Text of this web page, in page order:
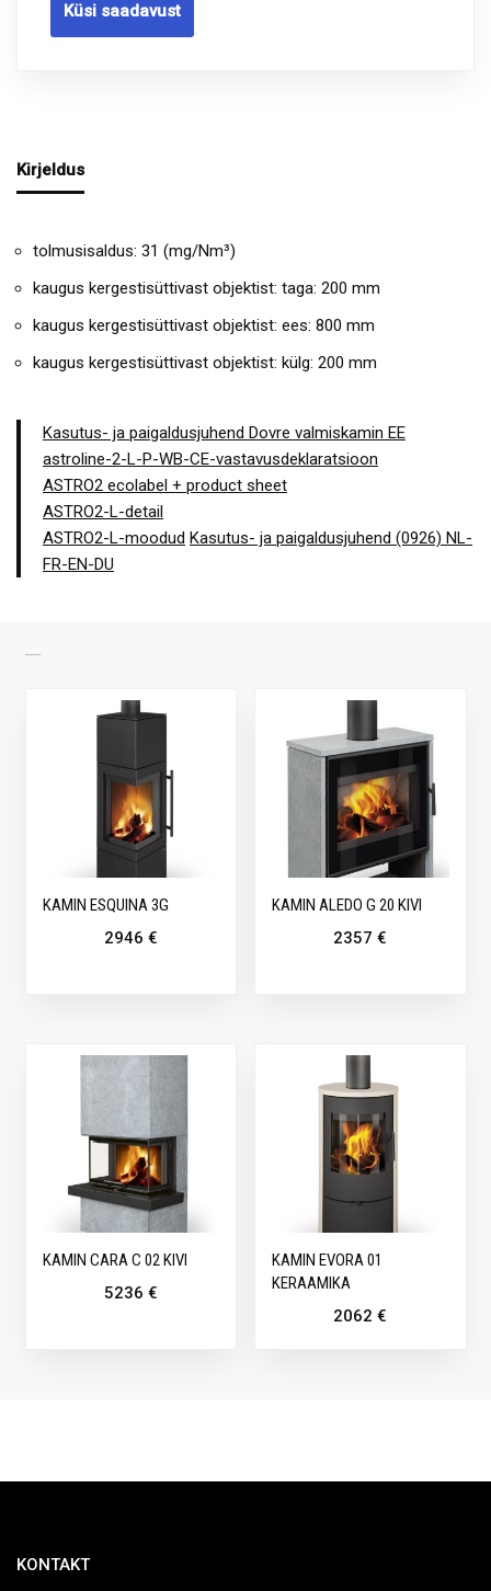
Küsi saadavust
Kirjeldus
tolmusisaldus: 31 (mg/Nm³)
kaugus kergestisüttivast objektist: taga: 200 mm
kaugus kergestisüttivast objektist: ees: 800 mm
kaugus kergestisüttivast objektist: külg: 200 mm
Kasutus- ja paigaldusjuhend Dovre valmiskamin EE
astroline-2-L-P-WB-CE-vastavusdeklaratsioon
ASTRO2 ecolabel + product sheet
ASTRO2-L-detail
ASTRO2-L-moodud Kasutus- ja paigaldusjuhend (0926) NL-
FR-EN-DU
KAMIN ESQUINA 3G
2946 €
KAMIN ALEDO G 20 KIVI
2357€
KAMIN CARA C 02 KIVI
5236 €
KAMIN EVORA 01
KERAAMIKA
2062€
KONTAKT